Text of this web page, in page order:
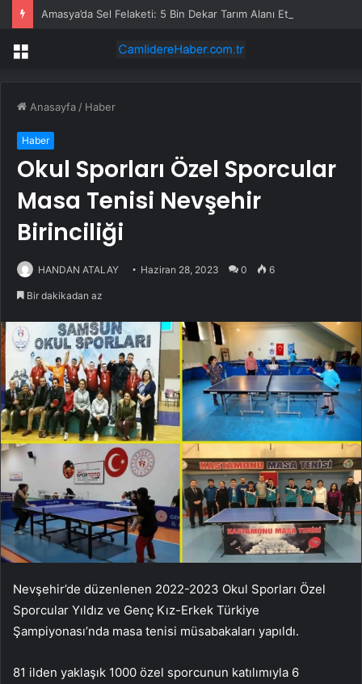
Amasya’da Sel Felaketi: 5 Bin Dekar Tarım Alanı Etkilendi
Menü
Anasayfa / Haber
Haber
Okul Sporları Özel Sporcular
Masa Tenisi Nevşehir
Birinciliği
HANDAN ATALAY Haziran 28, 2023 0 6
Bir dakikadan az
Nevşehir’de düzenlenen 2022-2023 Okul Sporları Özel
Sporcular Yıldız ve Genç Kız-Erkek Türkiye
Şampiyonası’nda masa tenisi müsabakaları yapıldı.
81 ilden yaklaşık 1000 özel sporcunun katılımıyla 6